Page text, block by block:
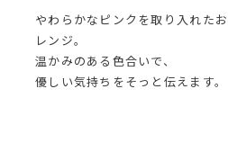
やわらかなピンクを取り入れた
レンジ。
温かみのある色合いで、
優しい気持ちをそっと伝えます。